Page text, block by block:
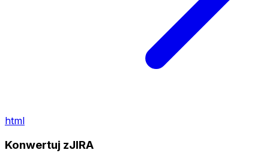
html
Konwertuj zJIRA